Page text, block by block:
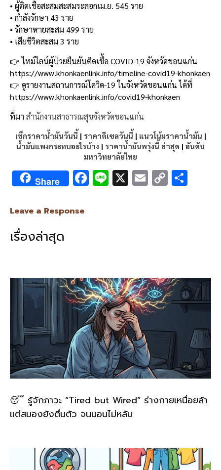
• ผู้ติดเชื้อสะสมสะสมระลอกเม.ย. 545 ราย
• กำลังรักษา 43 ราย
• รักษาหายสะสม 499 ราย
• เสียชีวิตสะสม 3 ราย
👉 ไทม์ไลน์ผู้ป่วยยืนยันติดเชื้อ COVID-19 จังหวัดขอนแก่น
https://www.khonkaenlink.info/timeline-covid19-khonkaen
👉 ดูรายงานสถานการณ์โควิด-19 ในจังหวัดขอนแก่น ได้ที่
https://www.khonkaenlink.info/covid19-khonkaen
ที่มา สำนักงานสาธารณสุขจังหวัดขอนแก่น
เช็กราคาน้ำมันวันนี้ | ราคาดีเซลวันนี้ | แนวโน้มราคาน้ำมัน |
น้ำมันแพงกระทบอะไรบ้าง | ราคาน้ำมันพรุ่งนี้ ล่าสุด | อันดับ
มหาวิทยาลัยไทย
Share F
k
Li X E C
Leave a Response
เรื่องล่าสุด
😴 รู้จักภาวะ “Tired but Wired” ร่างกายเหนื่อยล้า
แต่สมองยังตื่นตัว จนนอนไม่หลับ